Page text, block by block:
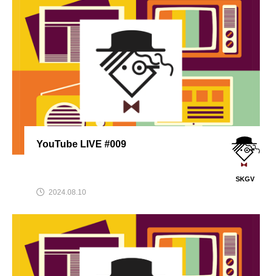
YouTube LIVE #009
SKGV
2024.08.10